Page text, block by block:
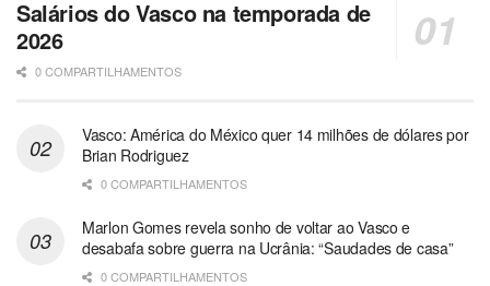
Salários do Vasco na temporada de
2026
0 COMPARTILHAMENTOS
Vasco: América do México quer 14 milhões de dólares por
Brian Rodriguez
0 COMPARTILHAMENTOS
Marlon Gomes revela sonho de voltar ao Vasco e
desabafa sobre guerra na Ucrânia: “Saudades de casa”
0 COMPARTILHAMENTOS